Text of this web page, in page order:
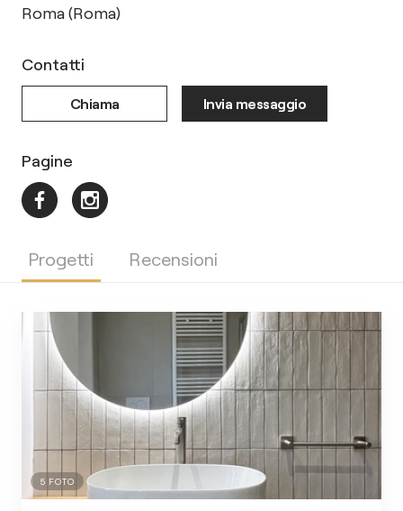
Roma (Roma)
Pagine
Contatti
Chiama Invia messaggio
Progetti Recensioni
5 FOTO